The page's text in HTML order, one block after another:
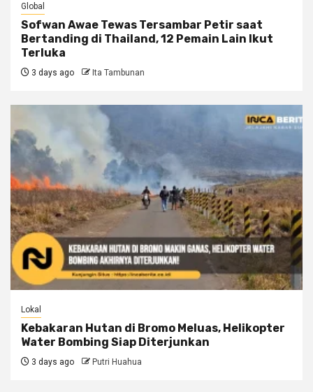
Global
Sofwan Awae Tewas Tersambar Petir saat
Bertanding di Thailand, 12 Pemain Lain Ikut
Terluka
3 days ago Ita Tambunan
Lokal
Kebakaran Hutan di Bromo Meluas, Helikopter
Water Bombing Siap Diterjunkan
3 days ago Putri Huahua